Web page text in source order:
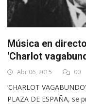
Música en
'Charlot
Abr 06, 2015 00
‘CHARLOT
PLAZA DE ESPAÑA, se